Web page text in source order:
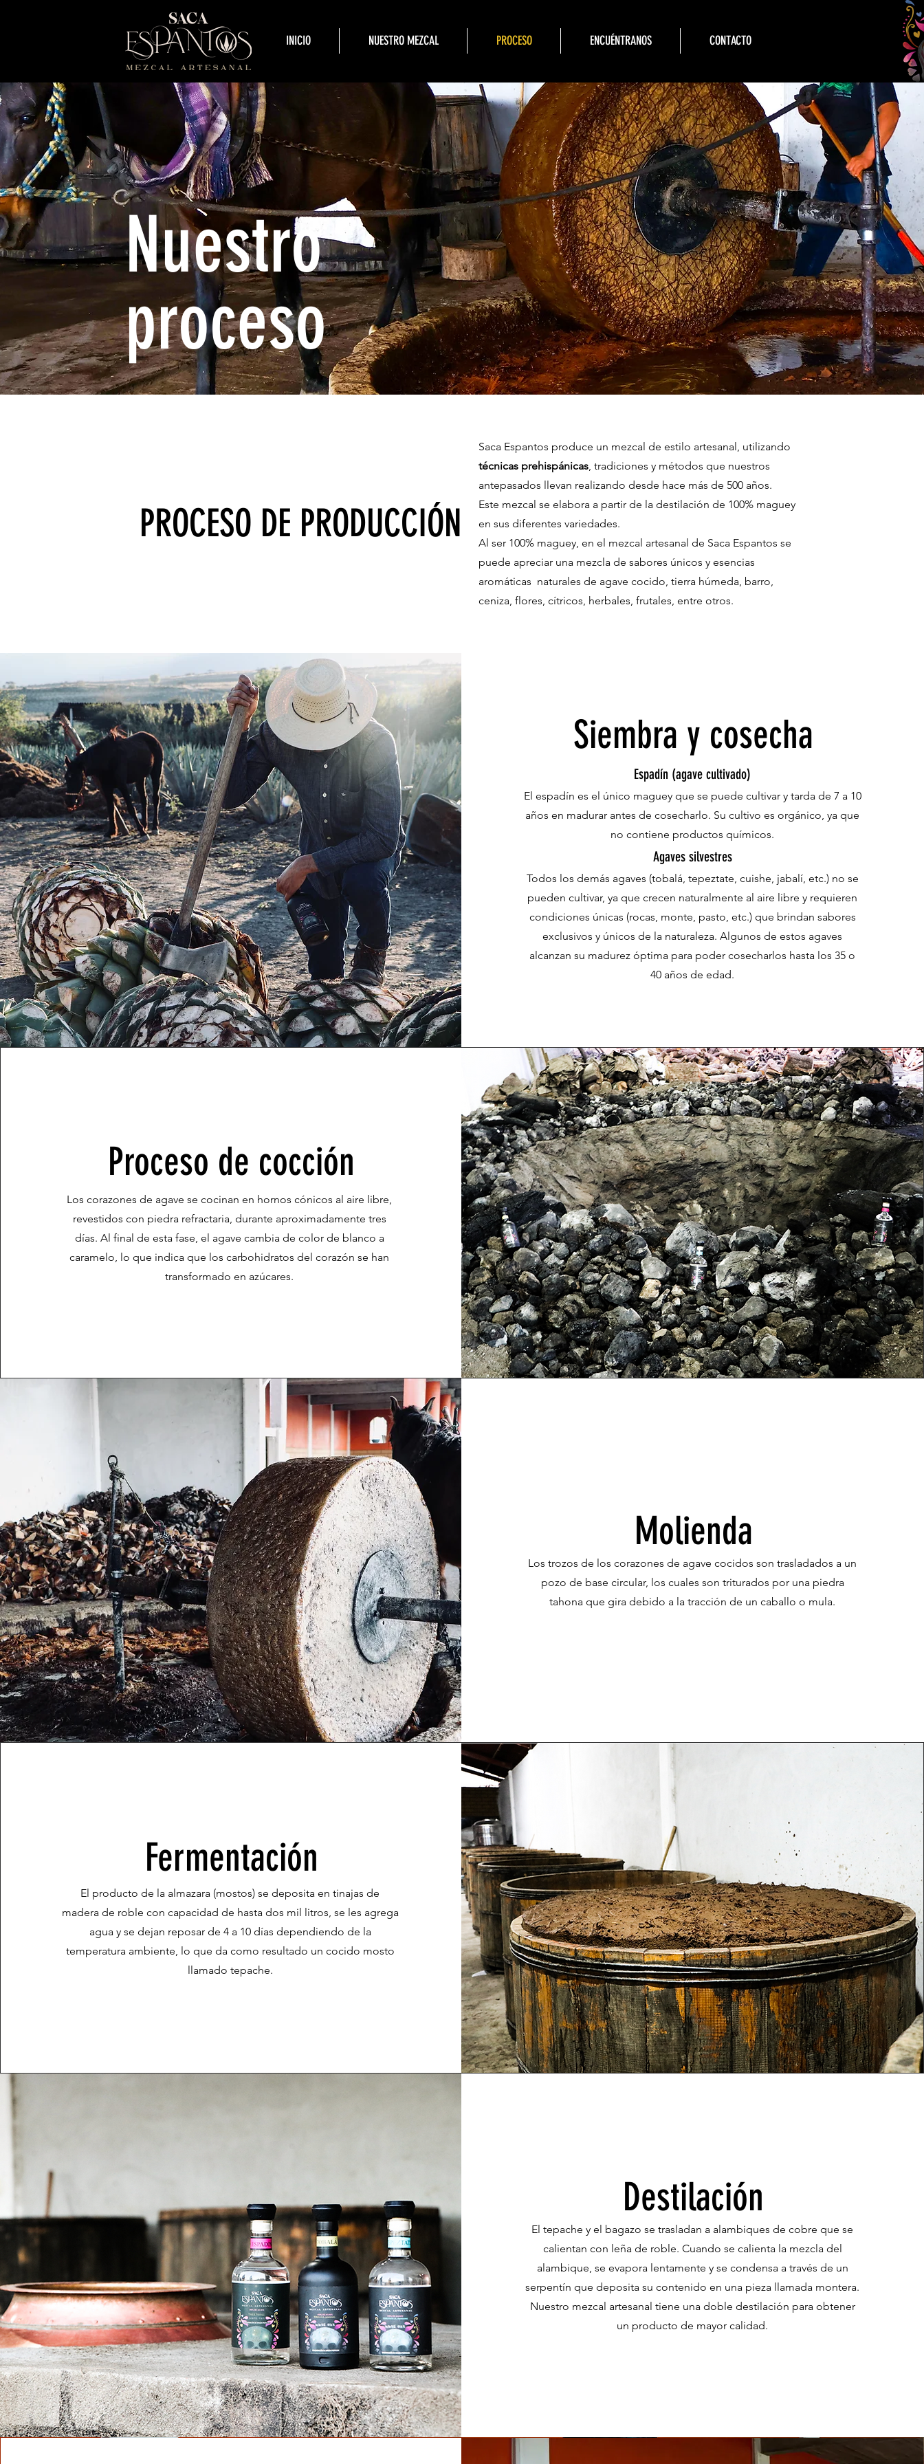
INICIO NUESTRO MEZCAL PROCESO ENCUÉNTRANOS CONTACTO
Nuestro
proceso
PROCESO DE PRODUCCIÓN
Saca Espantos produce un mezcal de estilo artesanal, utilizando
técnicas prehispánicas, tradiciones y métodos que nuestros
antepasados llevan realizando desde hace más de 500 años.
Este mezcal se elabora a partir de la destilación de 100% maguey
en sus diferentes variedades.
Al ser 100% maguey, en el mezcal artesanal de Saca Espantos se
puede apreciar una mezcla de sabores únicos y esencias
aromáticas naturales de agave cocido, tierra húmeda, barro,
ceniza, flores, cítricos, herbales, frutales, entre otros.
Siembra y cosecha
Espadín (agave cultivado)
El espadín es el único maguey que se puede cultivar y tarda de 7 a 10
años en madurar antes de cosecharlo. Su cultivo es orgánico, ya que
no contiene productos químicos.
Agaves silvestres
Todos los demás agaves (tobalá, tepeztate, cuishe, jabalí, etc.) no se
pueden cultivar, ya que crecen naturalmente al aire libre y requieren
condiciones únicas (rocas, monte, pasto, etc.) que brindan sabores
exclusivos y únicos de la naturaleza. Algunos de estos agaves
alcanzan su madurez óptima para poder cosecharlos hasta los 35 o
40 años de edad.
Proceso de cocción
Los corazones de agave se cocinan en hornos cónicos al aire libre,
revestidos con piedra refractaria, durante aproximadamente tres
días. Al final de esta fase, el agave cambia de color de blanco a
caramelo, lo que indica que los carbohidratos del corazón se han
transformado en azúcares.
Molienda
Los trozos de los corazones de agave cocidos son trasladados a un
pozo de base circular, los cuales son triturados por una piedra
tahona que gira debido a la tracción de un caballo o mula.
Fermentación
El producto de la almazara (mostos) se deposita en tinajas de
madera de roble con capacidad de hasta dos mil litros, se les agrega
agua y se dejan reposar de 4 a 10 días dependiendo de la
temperatura ambiente, lo que da como resultado un cocido mosto
llamado tepache.
Destilación
El tepache y el bagazo se trasladan a alambiques de cobre que se
calientan con leña de roble. Cuando se calienta la mezcla del
alambique, se evapora lentamente y se condensa a través de un
serpentín que deposita su contenido en una pieza llamada montera.
Nuestro mezcal artesanal tiene una doble destilación para obtener
un producto de mayor calidad.